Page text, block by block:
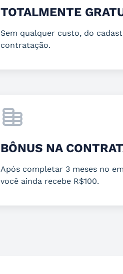
TOTALMENTE
Sem qualquer custo, do
contratação.
BÔNUS NA
Após completar 3 meses no
você ainda recebe R$100.